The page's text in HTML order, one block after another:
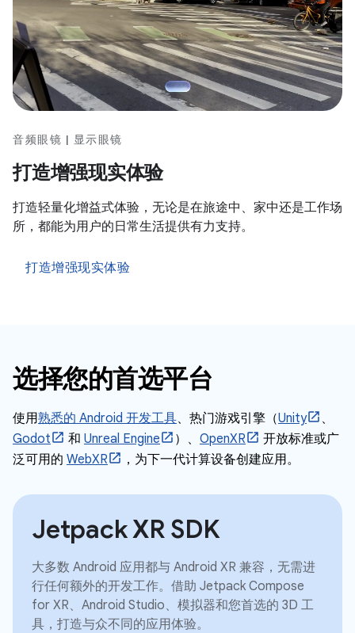
音频眼镜 | 显示眼镜
打造增强现实体验
打造轻量化增益式体验，无论是在旅途中、家中还是工作场
所，都能为用户的日常生活提供有力支持。
打造增强现实体验
选择您的首选平台
使用熟悉的 Android 开发工具、热门游戏引擎（Unity
、
Godot
和 Unreal Engine ）、 OpenXR
开放标准或广
泛可用的 WebXR ，为下一代计算设备创建应用。
Jetpack XR SDK
大多数 Android 应用都与 Android XR 兼容，无需进
行任何额外的开发工作。借助 Jetpack Compose
for XR、Android Studio、模拟器和您首选的 3D 工
具，打造与众不同的应用体验。